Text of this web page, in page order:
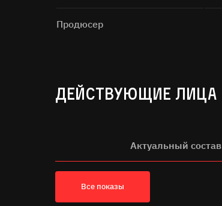
Продюсер
ДЕЙСТВУЮЩИЕ ЛИЦА
Актуальный состав
Все показы